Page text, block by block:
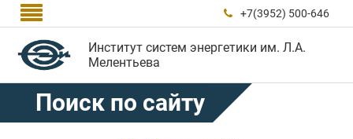
  +7(3952) 500-646
Институт систем энергетики им. Л.А.
Мелентьева
Поиск по сайту